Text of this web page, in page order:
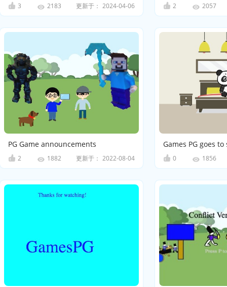
3 2183 更新于： 2024-04-06 2 2057
PG Game announcements
2 1882 更新于： 2022-08-04
Games PG goes
0 1856